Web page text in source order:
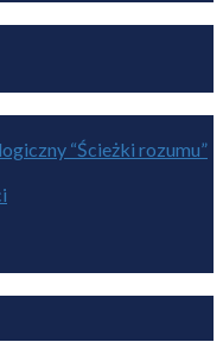
“Ścieżki rozumu”